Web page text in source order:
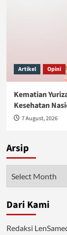
Artikel Opini
Kematian
Kesehatan
7 August, 2026
Arsip
Dari Kami
Redaksi